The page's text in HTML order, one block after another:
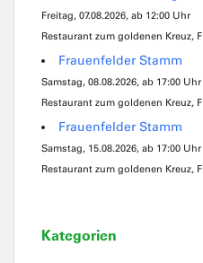
Freitag, 07.08.2026, ab 12:00 Uhr
Restaurant zum goldenen Kreuz,
Frauenfelder Stamm
Samstag, 08.08.2026, ab 17:00 Uhr
Restaurant zum goldenen Kreuz,
Frauenfelder Stamm
Samstag, 15.08.2026, ab 17:00 Uhr
Restaurant zum goldenen Kreuz,
Kategorien